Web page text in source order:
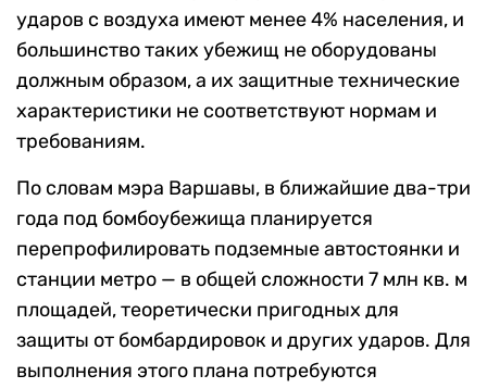
ударов с воздуха имеют менее 4% населения, и
большинство таких убежищ не оборудованы
должным образом, а их защитные технические
характеристики не соответствуют нормам и
требованиям.
По словам мэра Варшавы, в ближайшие два-три
года под бомбоубежища планируется
перепрофилировать подземные автостоянки и
станции метро — в общей сложности 7 млн кв. м
площадей, теоретически пригодных для
защиты от бомбардировок и других ударов. Для
выполнения этого плана потребуются